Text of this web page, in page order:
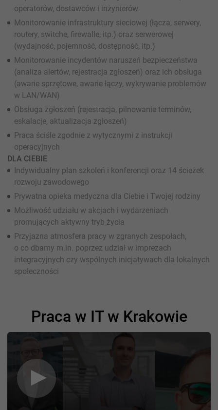
operatorów, dostawców i inżynierów
Monitorowanie infrastruktury sieciowej (łącza, serwery,
routery, switche, firewalle, itp.) oraz serwerowej
(wydajność, pojemność, dostępność, itp.)
Monitorowanie incydentów naruszeń bezpieczeństwa
(analiza alertów, rejestracja zgłoszeń) oraz ich obsługa
(awarie sprzętowe, awarie łączy, wykrywanie problemów
w LAN/WAN)
Obsługa zgłoszeń (rejestracja, pilnowanie terminów,
eskalacje, aktualizacja zgłoszeń)
Praca ściśle zgodnie z wytycznymi z instrukcji
operacyjnych
DLA CIEBIE
Indywidualny plan szkoleń i konferencji oraz 14 ścieżek
rozwoju zawodowego
Prywatna opieka medyczna dla Ciebie i Twojej rodziny
Możliwość udziału w akcjach i wydarzeniach
promujących aktywny tryb życia
Przyjazna atmosfera pracy w zgranych zespołach,
o co dbamy m.in. poprzez udział w imprezach
integracyjnych czy wspólnych inicjatywach dla lokalnych
społeczności
Praca w IT w Krakowie